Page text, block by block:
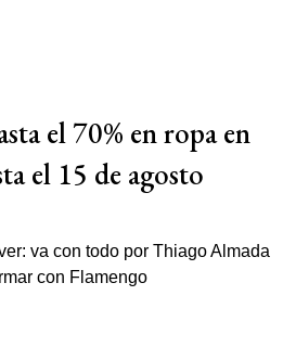
el 70% en ropa en
el 15 de agosto